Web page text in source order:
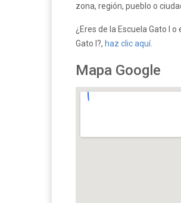
zona, región, pueblo o
¿Eres de la Escuela Gato I
Gato I?, haz clic aquí.
Mapa Google